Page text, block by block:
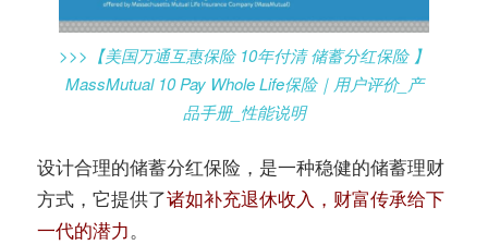
>>>【美国万通互惠保险 10年付清 储蓄分红保险 】
MassMutual 10 Pay Whole Life保险｜用户评价_产
品手册_性能说明
设计合理的储蓄分红保险，是一种稳健的储蓄理财
方式，它提供了诸如补充退休收入，财富传承给下
一代的潜力。